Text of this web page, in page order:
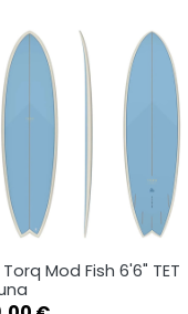
 Aperçu rapide
Mod Fish 6'6" TET